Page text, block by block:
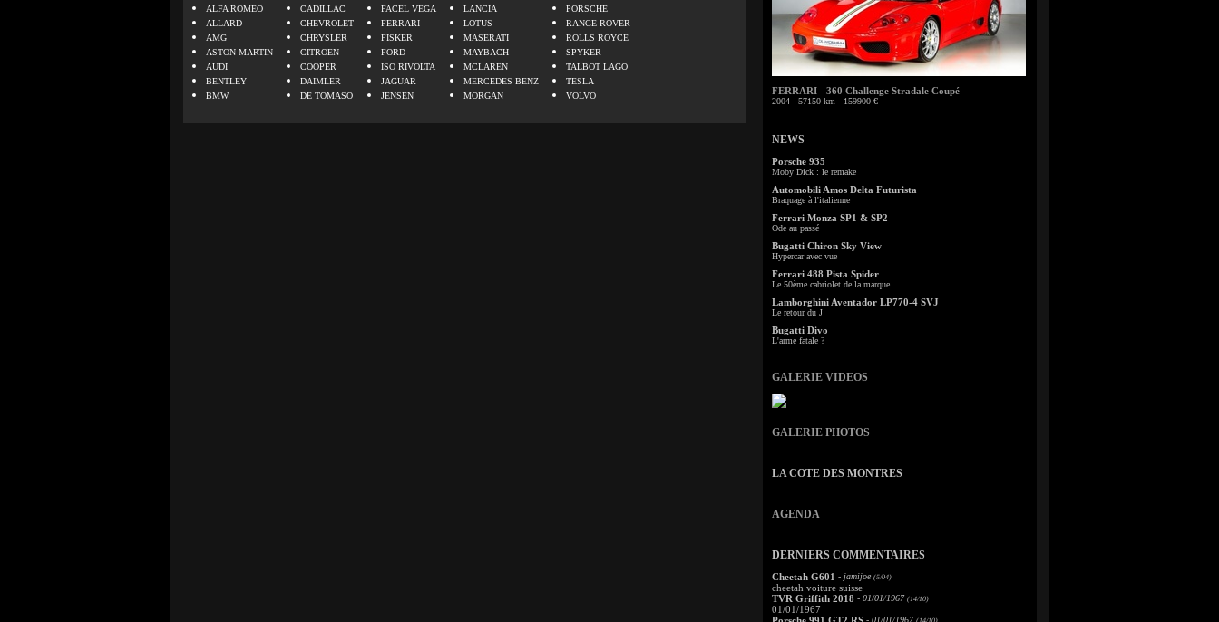
ALFA ROMEO
ALLARD
AMG
ASTON MARTIN
AUDI
BENTLEY
BMW
CADILLAC
CHEVROLET
CHRYSLER
CITROEN
COOPER
DAIMLER
DE TOMASO
FACEL VEGA
FERRARI
FISKER
FORD
ISO RIVOLTA
JAGUAR
JENSEN
LANCIA
LOTUS
MASERATI
MAYBACH
MCLAREN
MERCEDES BENZ
MORGAN
PORSCHE
RANGE ROVER
ROLLS ROYCE
SPYKER
TALBOT LAGO
TESLA
VOLVO
FERRARI - 360 Challenge Stradale Coupé
2004 - 57150 km - 159900 €
NEWS
Porsche 935
Moby Dick : le remake
Automobili Amos Delta Futurista
Braquage à l'italienne
Ferrari Monza SP1 & SP2
Ode au passé
Bugatti Chiron Sky View
Hypercar avec vue
Ferrari 488 Pista Spider
Le 50ème cabriolet de la marque
Lamborghini Aventador LP770-4 SVJ
Le retour du J
Bugatti Divo
L'arme fatale ?
GALERIE VIDEOS
GALERIE PHOTOS
LA COTE DES MONTRES
AGENDA
DERNIERS COMMENTAIRES
Cheetah G601 - jamijoe (5/04)
cheetah voiture suisse
TVR Griffith 2018 - 01/01/1967 (14/10)
01/01/1967
- 01/01/1967